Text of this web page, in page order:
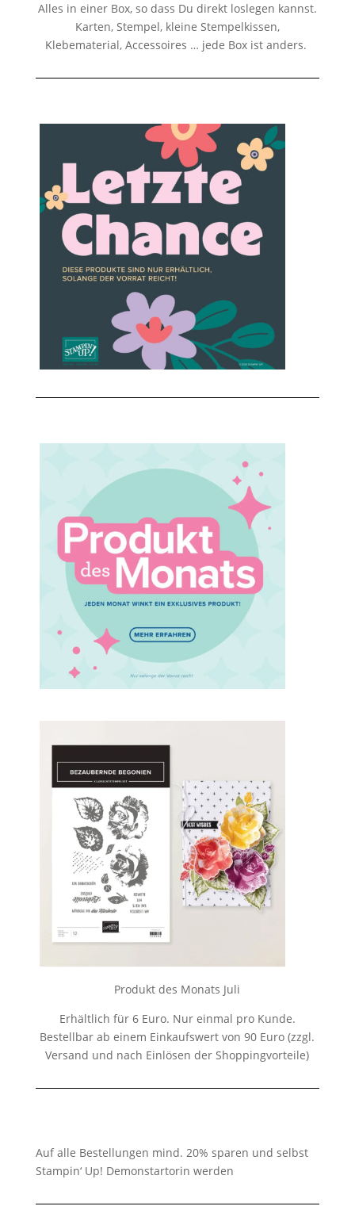
Alles in einer Box, so dass Du direkt loslegen kannst.
Karten, Stempel, kleine Stempelkissen,
Klebematerial, Accessoires … jede Box ist anders.
Produkt des Monats Juli
Erhältlich für 6 Euro. Nur einmal pro Kunde.
Bestellbar ab einem Einkaufswert von 90 Euro (zzgl.
Versand und nach Einlösen der Shoppingvorteile)
Auf alle Bestellungen mind. 20% sparen und selbst
Stampin‘ Up! Demonstartorin werden